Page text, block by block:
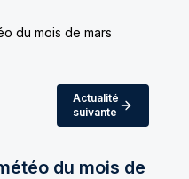
du mois de mars
Actualité
suivante
du mois de